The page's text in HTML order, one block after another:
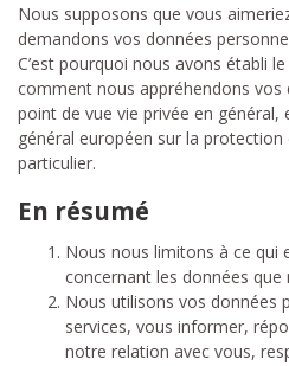
Nous supposons que vous
demandons vos données
C’est pourquoi nous avons établi
comment nous appréhendons vos
point de vue vie privée en général,
général européen sur la protection
particulier.
En résumé
Nous nous limitons à ce qui
concernant les données que
Nous utilisons vos données
services, vous informer,
notre relation avec vous,